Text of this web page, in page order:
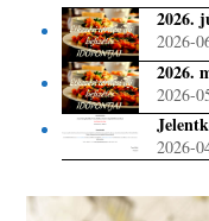
2026.
2026-
2026.
2026-
2026-